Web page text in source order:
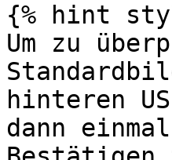
{% hint
Um zu
hinteren
dann